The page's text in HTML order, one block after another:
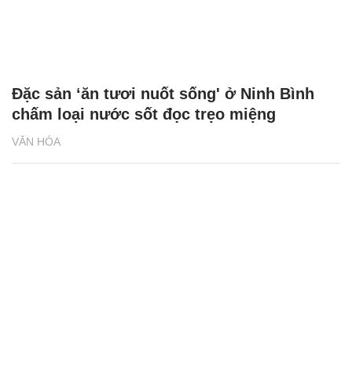
VĂN HÓA
Đặc sản ‘ăn tươi nuốt sống' ở Ninh Bình
chấm loại nước sốt đọc trẹo miệng